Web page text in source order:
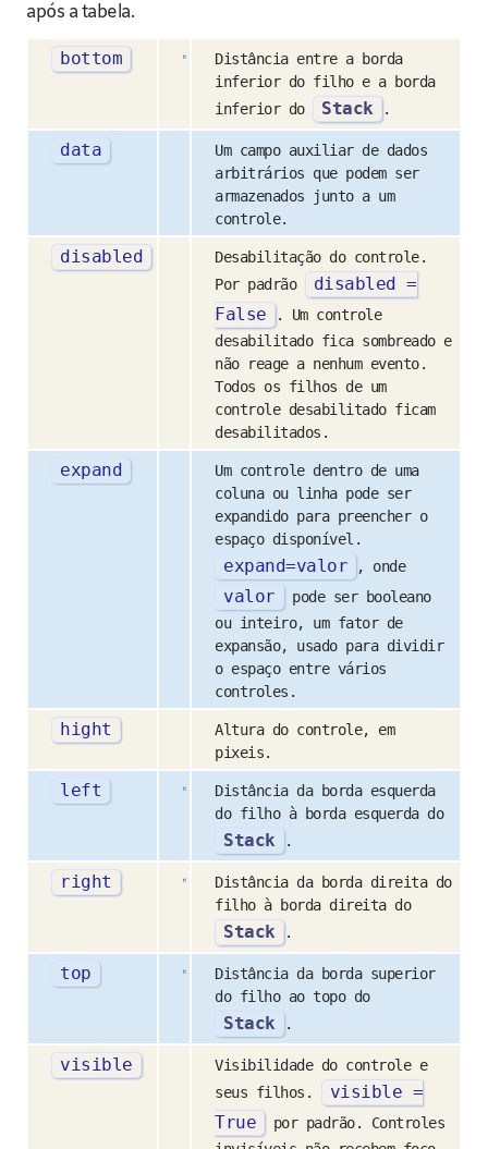
após a tabela.
bottom
Distância entre a borda
inferior do filho e a borda
inferior do
Stack .
data
Um campo auxiliar de dados
arbitrários que podem ser
armazenados junto a um
controle.
disabled
Desabilitação do controle.
Por padrão
disabled=
False
. Um controle
desabilitado fica sombreado e
não reage a nenhum evento.
Todos os filhos de um
controle desabilitado ficam
desabilitados.
expand
Um controle dentro de uma
coluna ou linha pode ser
expandido para preencher o
espaço disponível.
expand=valor , onde
valor
pode ser booleano
ou inteiro, um fator de
expansão, usado para dividir
o espaço entre vários
controles.
hight
Altura do controle, em
pixeis.
left
Distância da borda esquerda
do filho à borda esquerda do
Stack .
right
Distância da borda direita do
filho à borda direita do
Stack .
top
Distância da borda superior
do filho ao topo do
Stack .
visible
Visibilidade do controle e
seus filhos.
visible =
True
por padrão. Controles